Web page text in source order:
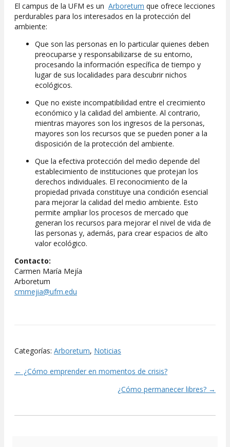
El campus de la UFM es un Arboretum que ofrece lecciones
perdurables para los interesados en la protección del
ambiente:
Que son las personas en lo particular quienes deben
preocuparse y responsabilizarse de su entorno,
procesando la información específica de tiempo y
lugar de sus localidades para descubrir nichos
ecológicos.
Que no existe incompatibilidad entre el crecimiento
económico y la calidad del ambiente. Al contrario,
mientras mayores son los ingresos de la personas,
mayores son los recursos que se pueden poner a la
disposición de la protección del ambiente.
Que la efectiva protección del medio depende del
establecimiento de instituciones que protejan los
derechos individuales. El reconocimiento de la
propiedad privada constituye una condición esencial
para mejorar la calidad del medio ambiente. Esto
permite ampliar los procesos de mercado que
generan los recursos para mejorar el nivel de vida de
las personas y, además, para crear espacios de alto
valor ecológico.
Contacto:
Carmen María Mejía
Arboretum
cmmejia@ufm.edu
Categorías: Arboretum, Noticias
Posts
← ¿Cómo emprender en momentos de crisis?
¿Cómo permanecer libres? →